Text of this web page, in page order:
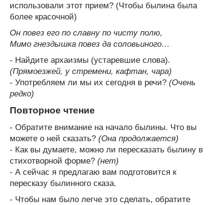
использовали этот прием? (Чтобы былина была
более красочной)
Он повез его по славну по чисту полю,
Мимо гнездышка повез да соловьиного…
- Найдите архаизмы (устаревшие слова).
(Прямоезжей, у стремени, кафтан, чара)
- Употребляем ли мы их сегодня в речи? (Очень
редко)
Повторное чтение
- Обратите внимание на начало былины. Что вы
можете о ней сказать? (Она продолжается)
- Как вы думаете, можно ли пересказать былину в
стихотворной форме? (нет)
- А сейчас я предлагаю вам подготовится к
пересказу былинного сказа.
- Чтобы нам было легче это сделать, обратите